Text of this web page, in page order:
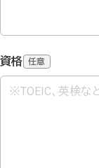
資格 任意